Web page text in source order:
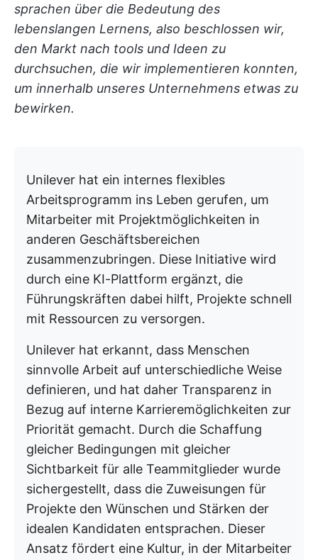
sprachen über die Bedeutung des
lebenslangen Lernens, also beschlossen wir,
den Markt nach tools und Ideen zu
durchsuchen, die wir implementieren konnten,
um innerhalb unseres Unternehmens etwas zu
bewirken.
Unilever hat ein internes flexibles
Arbeitsprogramm ins Leben gerufen, um
Mitarbeiter mit Projektmöglichkeiten in
anderen Geschäftsbereichen
zusammenzubringen. Diese Initiative wird
durch eine KI-Plattform ergänzt, die
Führungskräften dabei hilft, Projekte schnell
mit Ressourcen zu versorgen.
Unilever hat erkannt, dass Menschen
sinnvolle Arbeit auf unterschiedliche Weise
definieren, und hat daher Transparenz in
Bezug auf interne Karrieremöglichkeiten zur
Priorität gemacht. Durch die Schaffung
gleicher Bedingungen mit gleicher
Sichtbarkeit für alle Teammitglieder wurde
sichergestellt, dass die Zuweisungen für
Projekte den Wünschen und Stärken der
idealen Kandidaten entsprachen. Dieser
Ansatz fördert eine Kultur, in der Mitarbeiter